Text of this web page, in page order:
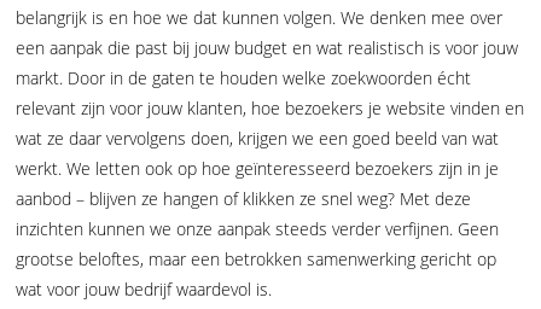
belangrijk is en hoe we dat kunnen volgen. We denken mee over
een aanpak die past bij jouw budget en wat realistisch is voor jouw
markt. Door in de gaten te houden welke zoekwoorden écht
relevant zijn voor jouw klanten, hoe bezoekers je website vinden en
wat ze daar vervolgens doen, krijgen we een goed beeld van wat
werkt. We letten ook op hoe geïnteresseerd bezoekers zijn in je
aanbod – blijven ze hangen of klikken ze snel weg? Met deze
inzichten kunnen we onze aanpak steeds verder verfijnen. Geen
grootse beloftes, maar een betrokken samenwerking gericht op
wat voor jouw bedrijf waardevol is.